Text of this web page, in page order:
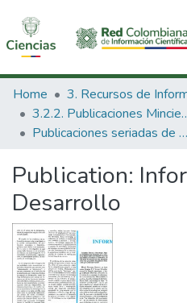
Communities & Collections
All of DSpace
Home
3.2.2.
Publicaciones seriadas de Minciencias
Publication:
Desarrollo